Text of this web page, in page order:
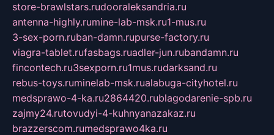
store-brawlstars.rudooraleksandria.ru
antenna-highly.rumine-lab-msk.ru1-mus.ru
3-sex-porn.ruban-damn.rupurse-factory.ru
viagra-tablet.rufasbags.ruadler-jun.rubandamn.ru
fincontech.ru3sexporn.ru1mus.rudarksand.ru
rebus-toys.ruminelab-msk.rualabuga-cityhotel.ru
medsprawo-4-ka.ru2864420.rublagodarenie-spb.ru
zajmy24.rutovudyi-4-kuhnyanazakaz.ru
brazzerscom.rumedsprawo4ka.ru